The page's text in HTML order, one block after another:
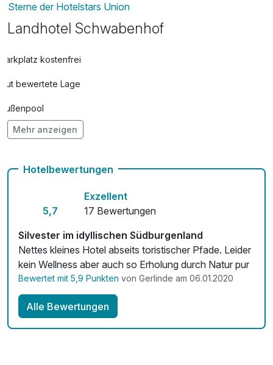
Sterne der Hotelstars Union
Landhotel Schwabenhof
Parkplatz kostenfrei
Gut bewertete Lage
Außenpool
Hunde im Hotel erlaubt für 13,00 € pro Stück / Nacht
Zimmerservice verfügbar
Mit Hotelbar
Mehr anzeigen
Hotelbewertungen
5,7
Exzellent
17 Bewertungen
Silvester im idyllischen Südburgenland
Nettes kleines Hotel abseits toristischer Pfade. Leider
kein Wellness aber auch so Erholung durch Natur pur
Bewertet mit 5,9 Punkten von Gerlinde am 06.01.2020
Alle Bewertungen